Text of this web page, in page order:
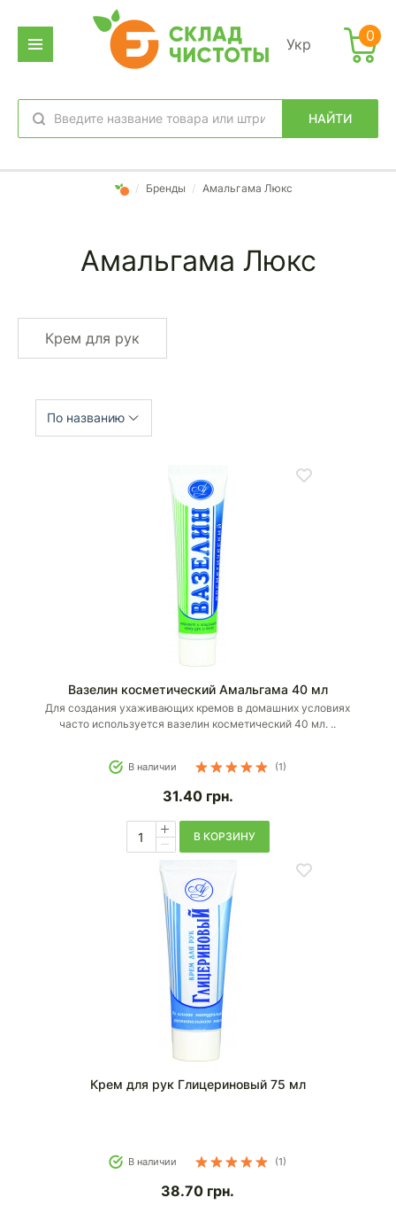
Укр
НАЙТИ
избранное вход
0
/ Бренды / Амальгама Люкс
Амальгама Люкс
Крем для рук
По названию
Вазелин косметический Амальгама 40 мл
Для создания ухаживающих кремов в домашних условиях
часто используется вазелин косметический 40 мл. ..
В наличии (1)
31.40 грн.
В КОРЗИНУ
Крем для рук Глицериновый 75 мл
В наличии (1)
38.70 грн.